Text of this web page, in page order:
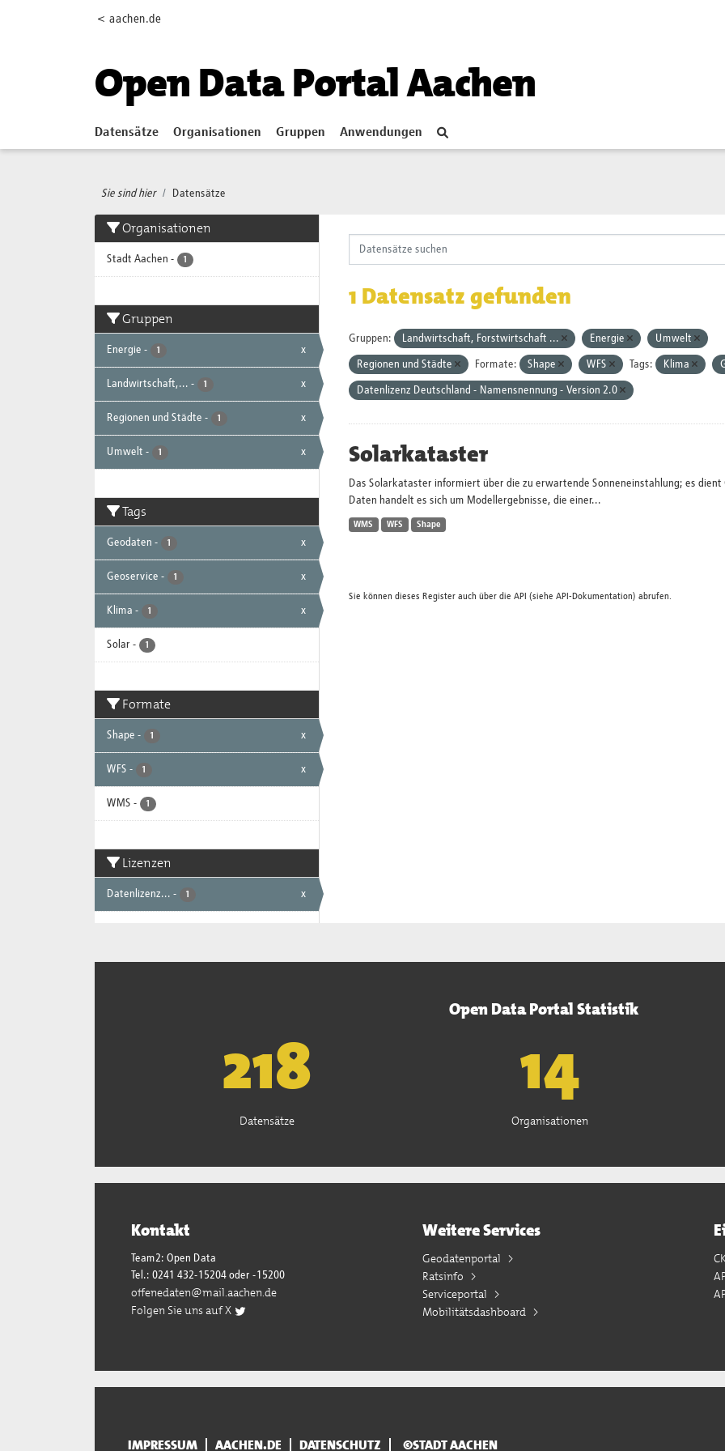
< aachen.de
Open Data Portal Aachen
Datensätze Organisationen Gruppen Anwendungen
Sie sind hier Datensätze
Organisationen
Stadt Aachen - 1
Gruppen
Energie - 1 x
Landwirtschaft,... - 1 x
Regionen und Städte - 1 x
Umwelt - 1 x
Tags
Geodaten - 1 x
Geoservice - 1 x
Klima - 1 x
Solar - 1
Formate
Shape - 1 x
WFS - 1 x
WMS - 1
Lizenzen
Datenlizenz... - 1 x
1 Datensatz gefunden
Gruppen: Landwirtschaft, Forstwirtschaft ... Energie Umwelt
Regionen und Städte Formate: Shape WFS Tags: Klima
Datenlizenz Deutschland - Namensnennung - Version 2.0
Solarkataster
Das Solarkataster informiert über die zu erwartende Sonneneinstahlung; es
Daten handelt es sich um Modellergebnisse, die einer...
WMS WFS Shape
Sie können dieses Register auch über die API (siehe API-Dokumentation) abrufen.
Open Data Portal Statistik
221
Datensätze
15
Organisationen
Kontakt
Team2: Open Data
Tel.: 0241 432-15204 oder -15200
offenedaten@mail.aachen.de
Folgen Sie uns auf X
Weitere Services
Geodatenportal
Ratsinfo
Serviceportal
Mobilitätsdashboard
IMPRESSUM AACHEN.DE DATENSCHUTZ ©STADT AACHEN